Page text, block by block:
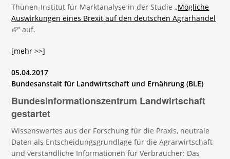
Thünen-Institut für Marktanalyse in der Studie „Mögliche
Auswirkungen eines Brexit auf den deutschen Agrarhandel
(link is external)
“ auf.
[mehr >>]
05.04.2017
Bundesanstalt für Landwirtschaft und Ernährung (BLE)
Bundesinformationszentrum Landwirtschaft
gestartet
Wissenswertes aus der Forschung für die Praxis, neutrale
Daten als Entscheidungsgrundlage für die Agrarwirtschaft
und verständliche Informationen für Verbraucher: Das